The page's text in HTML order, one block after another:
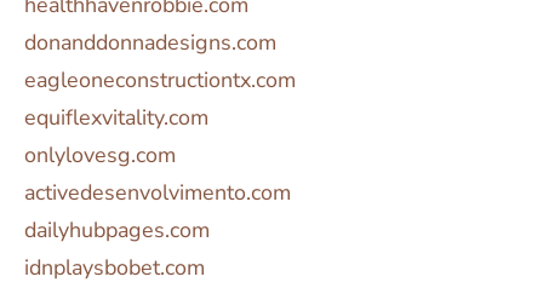
donanddonnadesigns.com
eagleoneconstructiontx.com
equiflexvitality.com
onlylovesg.com
activedesenvolvimento.com
dailyhubpages.com
idnplaysbobet.com